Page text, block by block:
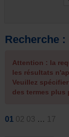
Recherche :
Attention : la
les résultats
Veuillez
des termes plus
01 02 03 … 17